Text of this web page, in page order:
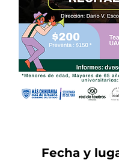
Fecha y